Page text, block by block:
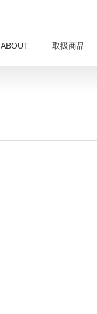
ABOUT 取扱商品